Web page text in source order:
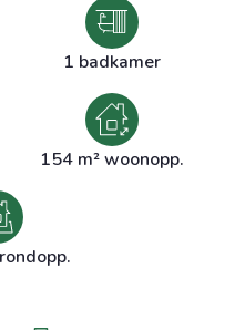
1 badkamer
154 m² woonopp.